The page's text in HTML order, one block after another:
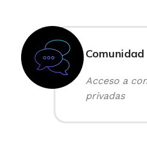
Comunidad
Acceso a
privadas